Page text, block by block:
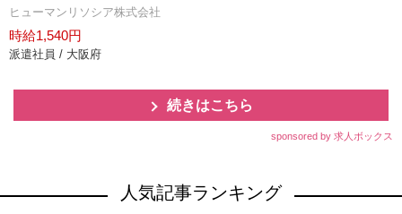
ヒューマンリソシア株式会社
時給1,540円
派遣社員 / 大阪府
続きはこちら
sponsored by 求人ボックス
人気記事ランキング